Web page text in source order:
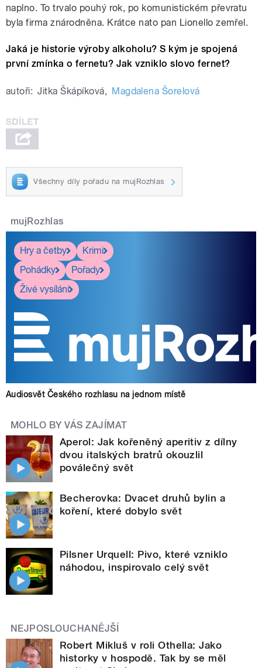
naplno. To trvalo pouhý rok, po komunistickém převratu
byla firma znárodněna. Krátce nato pan Lionello zemřel.
Jaká je historie výroby alkoholu? S kým je spojená
první zmínka o fernetu? Jak vzniklo slovo fernet?
autoři: Jitka Škápíková, Magdalena Šorelová
Všechny díly pořadu na mujRozhlas
mujRozhlas
Hry a četby
Krimi
Pohádky
Pořady
Živé vysílání
Audiosvět Českého rozhlasu na jednom místě
MOHLO BY VÁS ZAJÍMAT
Aperol: Jak kořeněný aperitiv z dílny
dvou italských bratrů okouzlil
poválečný svět
Becherovka: Dvacet druhů bylin a
koření, které dobylo svět
Pilsner Urquell: Pivo, které vzniklo
náhodou, inspirovalo celý svět
NEJPOSLOUCHANĚJŠÍ
Robert Mikluš v roli Othella: Jako
historky v hospodě. Tak by se měl